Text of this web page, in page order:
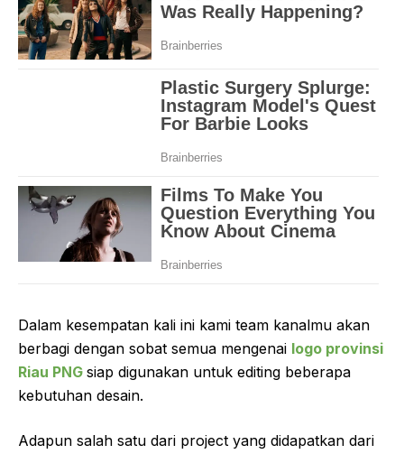
Dalam kesempatan kali ini kami team kanalmu akan
berbagi dengan sobat semua mengenai logo provinsi
Riau PNG siap digunakan untuk editing beberapa
kebutuhan desain.
Adapun salah satu dari project yang didapatkan dari